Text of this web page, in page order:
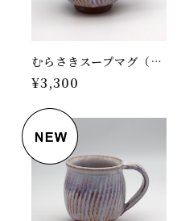
むらさきスープマグ（トビカンナ）
¥3,300